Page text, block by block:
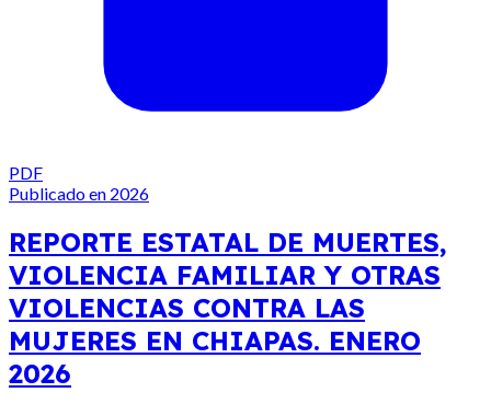
PDF
Publicado en 2026
REPORTE ESTATAL DE MUERTES,
VIOLENCIA FAMILIAR Y OTRAS
VIOLENCIAS CONTRA LAS
MUJERES EN CHIAPAS. ENERO
2026